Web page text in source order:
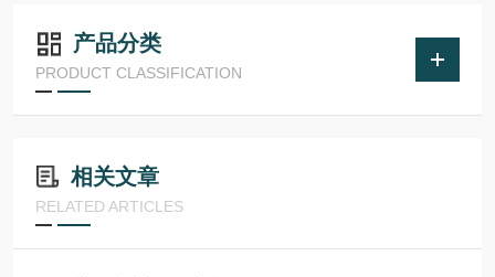
产品分类
PRODUCT CLASSIFICATION
相关文章
RELATED ARTICLES